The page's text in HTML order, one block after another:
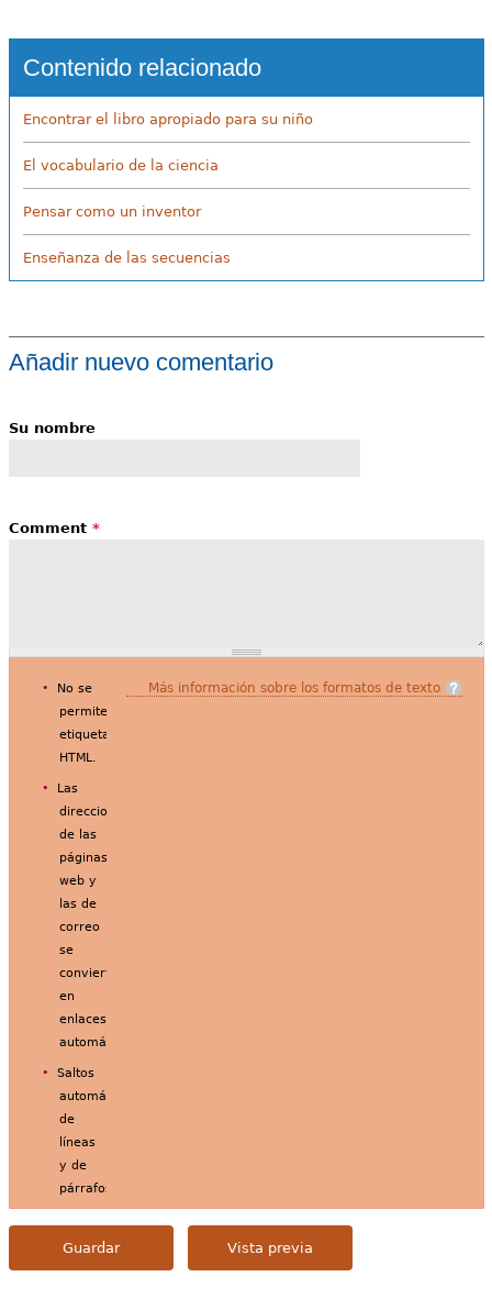
Contenido relacionado
Encontrar el libro apropiado para su niño
El vocabulario de la ciencia
Pensar como un inventor
Enseñanza de las secuencias
Añadir nuevo comentario
Su nombre
Comment *
Más información sobre los formatos de texto
No se
permiten
etiquetas
HTML.
Las
direcciones
de las
páginas
web y
las de
correo
se
convierten
en
enlaces
automáticamente.
Saltos
automáticos
de
líneas
y de
párrafos.